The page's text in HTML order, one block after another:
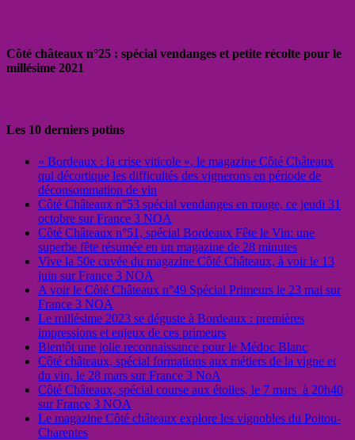
Côté châteaux n°25 : spécial vendanges et petite récolte pour le
millésime 2021
Les 10 derniers potins
« Bordeaux : la crise viticole », le magazine Côté Châteaux
qui décortique les difficultés des vignerons en période de
déconsommation de vin
Côté Châteaux n°53 spécial vendanges en rouge, ce jeudi 31
octobre sur France 3 NOA
Côté Châteaux n°51, spécial Bordeaux Fête le Vin: une
superbe fête résumée en un magazine de 28 minutes
Vive la 50e cuvée du magazine Côté Châteaux, à voir le 13
juin sur France 3 NOA
A voir le Côté Châteaux n°49 Spécial Primeurs le 23 mai sur
France 3 NOA
Le millésime 2023 se déguste à Bordeaux : premières
impressions et enjeux de ces primeurs
Bientôt une jolie reconnaissance pour le Médoc Blanc
Côté châteaux, spécial formations aux métiers de la vigne et
du vin, le 28 mars sur France 3 NoA
Côté Châteaux, spécial course aux étoiles, le 7 mars à 20h40
sur France 3 NOA
Le magazine Côté châteaux explore les vignobles du Poitou-
Charentes